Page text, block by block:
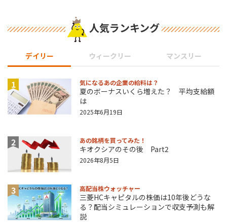
人気ランキング
デイリー ウィークリー マンスリー
1 気になるあの企業の給料は？
夏のボーナスいくら増えた？ 平均支給額
は
2025年6月19日
2 あの銘柄を買ってみた！
キオクシアのその後 Part2
2026年8月5日
3 高配当株ウォッチャー
三菱HCキャピタルの株価は10年後どうな
る？配当シミュレーションで収支予測も解
説